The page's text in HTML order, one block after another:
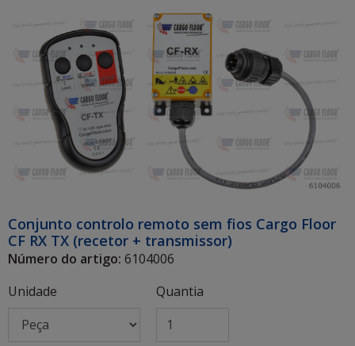
Conjunto controlo remoto sem fios Cargo Floor
CF RX TX (recetor + transmissor)
Número do artigo: 6104006
Unidade
Quantia